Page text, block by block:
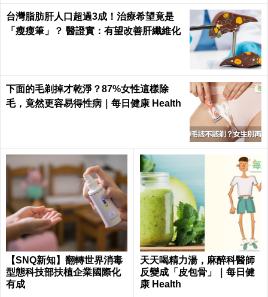
台灣脂肪肝人口超過3成！治療希望竟是
「瘦瘦筆」？ 醫證實：有望改善肝纖維化
下面的毛剃掉才乾淨？87%女性這樣除
毛，竟然更容易得性病｜每日健康 Health
【SNQ新知】翻轉世界消毒
型態科技部扶植企業國際化
有成
天天喝精力湯，麻醉科醫師
反變成「皮包骨」｜每日健
康 Health